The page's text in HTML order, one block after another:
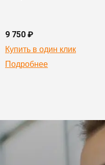
9 750 ₽
Купить в один клик
Подробнее